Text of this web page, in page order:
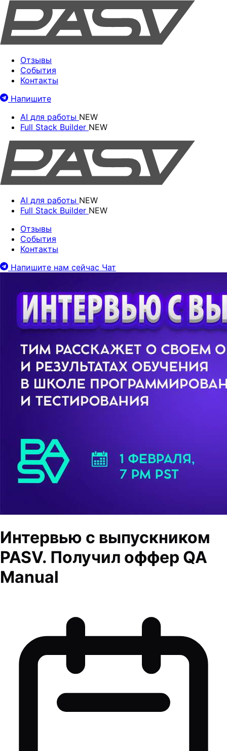
Отзывы
События
Контакты
Напишите
AI для работы NEW
Full Stack Builder NEW
AI для работы NEW
Full Stack Builder NEW
Отзывы
События
Контакты
Напишите нам сейчас Чат
Интервью с выпускником
PASV. Получил оффер QA
Manual